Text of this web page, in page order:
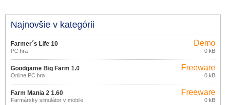
Najnovšie v kategórii
Farmer´s Life 10
PC hra
Demo
0 kB
Goodgame Big Farm 1.0
Online PC hra
Freeware
0 kB
Farm Mania 2 1.60
Farmársky simulátor v mobile
Freeware
0 kB